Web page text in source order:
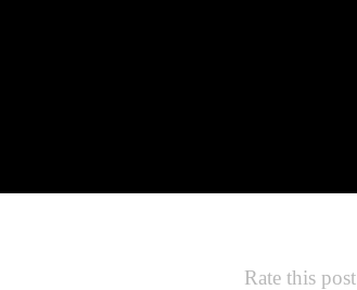
Rate this post